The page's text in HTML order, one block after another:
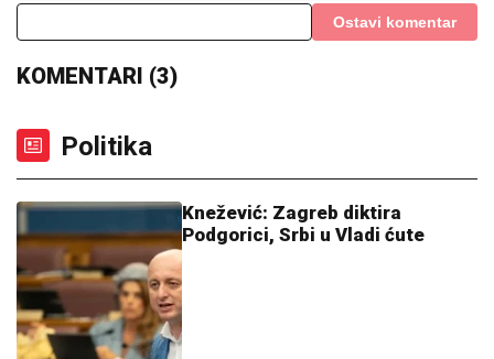
Ostavi komentar
KOMENTARI (3)
Politika
Knežević: Zagreb diktira
Podgorici, Srbi u Vladi ćute